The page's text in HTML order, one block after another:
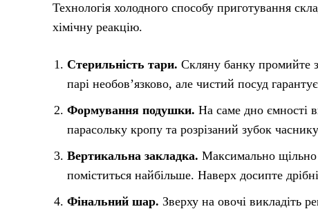
Технологія холодного способу приготування
хімічну реакцію.
Стерильність тари. Скляну банку промийте
парі необов’язково, але чистий посуд
Формування подушки. На саме дно ємності
парасольку кропу та розрізаний зубок
Вертикальна закладка. Максимально щільно
поміститься найбільше. Наверх досипте
Фінальний шар. Зверху на овочі викладіть